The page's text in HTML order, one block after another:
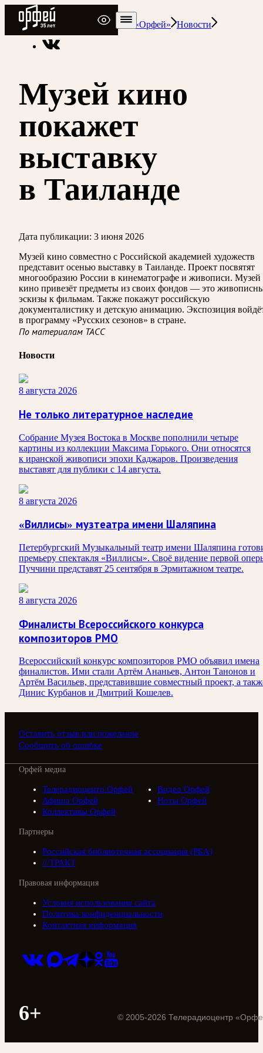
Радио Орфей
Радио классической музыки «Орфей»
Новости
Музей кино
покажет
выставку
в Таиланде
Дата публикации: 3 июня 2026
Музей кино совместно с Российской академией художеств
представит осенью выставку в Таиланде. Проект посвятят
многообразию России в кинематографе и живописи. Музей
кино привезёт предметы из своих фондов — это
эскизы к фильмам. Также покажут российскую
документалистику и детскую анимацию. Экспозиция
в программу «Русских сезонов» в стране.
По материалам ТАСС
Новости
8 августа 2026
Не только литературное наследие
Собрание Музея Востока в Москве пополнили четыре
картины из коллекции Максима Горького. Они относятся
к иранской живописи эпохи Каджаров. Произведения
выставят для публики с 14 августа.
8 августа 2026
«Виллисы» музтеатра имени Шаляпина
Петербургский Музыкальный театр имени Шаляпина
премьеру спектакля «Виллисы». Своё видение первой
Пуччини представят 25 сентября в Эрмитажном театре.
8 августа 2026
Финалисты Всероссийского конкурса
композиторов РМО
Всероссийский конкурс композиторов РМО объявил имена
финалистов. Ими стали Артём Ананьев, Антон Танонов и
Артём Васильев, представившие совместный проект, а
Динис Курбанов и Дмитрий Кошелев.
Оставить отзыв или пожелание
Сообщить об ошибке
Орфей медиа
Телерадиоцентр Орфей
Видео Орфей
Афиша Орфей
Ноты Орфей
Коллективы Орфей
Партнеры
Российская библиотечная ассоциация (РБА)
///ТРАКТ
Правовая информация
Условия использования сайта
Политика конфиденциальности
Контактная информация
6+ © 2005-2026 Телерадиоцентр